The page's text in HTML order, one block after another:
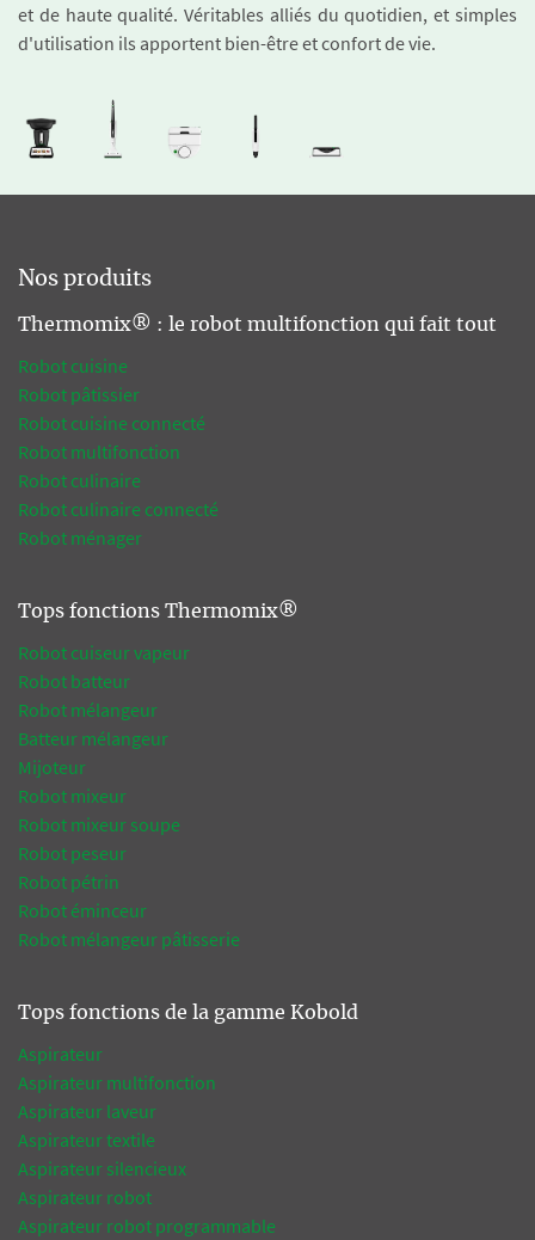
et de haute qualité. Véritables alliés du quotidien, et simples
d'utilisation ils apportent bien-être et confort de vie.
Nos produits
Thermomix® : le robot multifonction qui fait tout
Robot cuisine
Robot pâtissier
Robot cuisine connecté
Robot multifonction
Robot culinaire
Robot culinaire connecté
Robot ménager
Tops fonctions Thermomix®
Robot cuiseur vapeur
Robot batteur
Robot mélangeur
Batteur mélangeur
Mijoteur
Robot mixeur
Robot mixeur soupe
Robot peseur
Robot pétrin
Robot éminceur
Robot mélangeur pâtisserie
Tops fonctions de la gamme Kobold
Aspirateur
Aspirateur multifonction
Aspirateur laveur
Aspirateur textile
Aspirateur silencieux
Aspirateur robot
Aspirateur robot programmable